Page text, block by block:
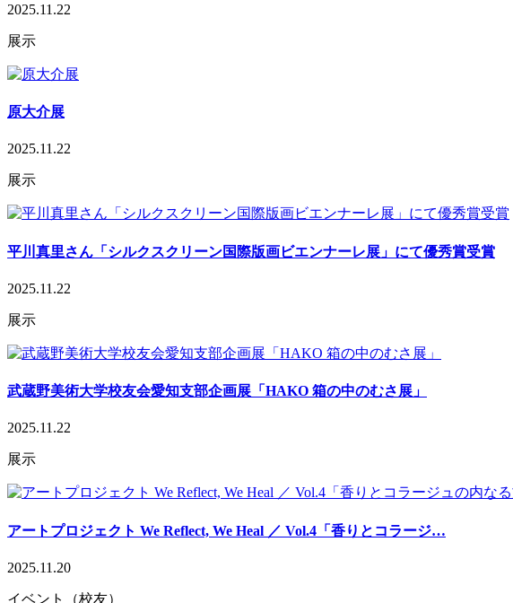
2025.11.22
展示
原大介展
2025.11.22
展示
平川真里さん「シルクスクリーン国際版画ビエンナーレ展」にて優秀賞受賞
2025.11.22
展示
武蔵野美術大学校友会愛知支部企画展「HAKO 箱の中のむさ展」
2025.11.22
展示
アートプロジェクト We Reflect, We Heal ／ Vol.4「香りとコラージ…
2025.11.20
イベント（校友）